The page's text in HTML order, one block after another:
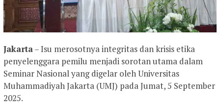
Jakarta– Isu merosotnya integritas dan krisis etika
penyelenggara pemilu menjadi sorotan utama dalam
Seminar Nasional yang digelar oleh Universitas
Muhammadiyah Jakarta (UMJ) pada Jumat, 5 September
2025.